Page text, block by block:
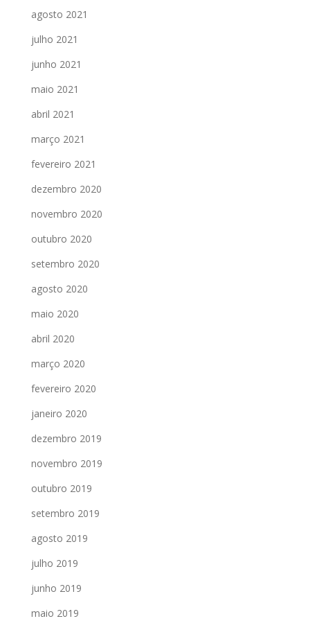
agosto 2021
julho 2021
junho 2021
maio 2021
abril 2021
março 2021
fevereiro 2021
dezembro 2020
novembro 2020
outubro 2020
setembro 2020
agosto 2020
maio 2020
abril 2020
março 2020
fevereiro 2020
janeiro 2020
dezembro 2019
novembro 2019
outubro 2019
setembro 2019
agosto 2019
julho 2019
junho 2019
maio 2019